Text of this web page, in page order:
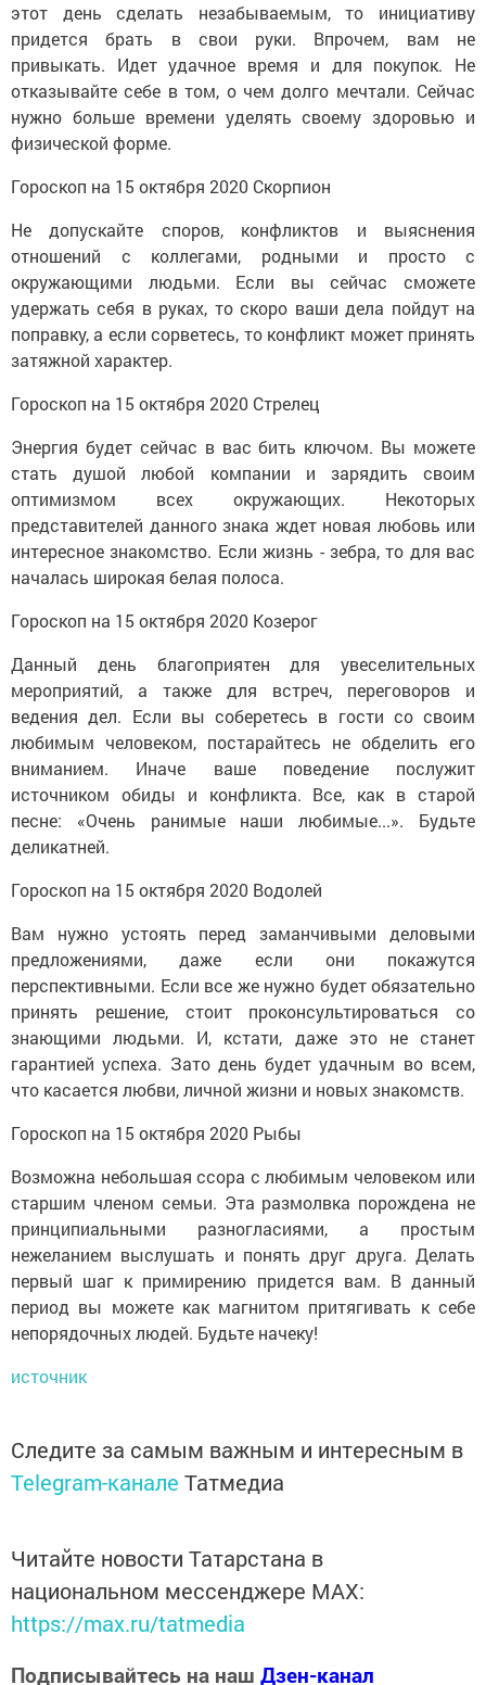
этот день сделать незабываемым, то инициативу
придется брать в свои руки. Впрочем, вам не
привыкать. Идет удачное время и для покупок. Не
отказывайте себе в том, о чем долго мечтали. Сейчас
нужно больше времени уделять своему здоровью и
физической форме.
Гороскоп на 15 октября 2020 Скорпион
Не допускайте споров, конфликтов и выяснения
отношений с коллегами, родными и просто с
окружающими людьми. Если вы сейчас сможете
удержать себя в руках, то скоро ваши дела пойдут на
поправку, а если сорветесь, то конфликт может принять
затяжной характер.
Гороскоп на 15 октября 2020 Стрелец
Энергия будет сейчас в вас бить ключом. Вы можете
стать душой любой компании и зарядить своим
оптимизмом всех окружающих. Некоторых
представителей данного знака ждет новая любовь или
интересное знакомство. Если жизнь - зебра, то для вас
началась широкая белая полоса.
Гороскоп на 15 октября 2020 Козерог
Данный день благоприятен для увеселительных
мероприятий, а также для встреч, переговоров и
ведения дел. Если вы соберетесь в гости со своим
любимым человеком, постарайтесь не обделить его
вниманием. Иначе ваше поведение послужит
источником обиды и конфликта. Все, как в старой
песне: «Очень ранимые наши любимые...». Будьте
деликатней.
Гороскоп на 15 октября 2020 Водолей
Вам нужно устоять перед заманчивыми деловыми
предложениями, даже если они покажутся
перспективными. Если все же нужно будет обязательно
принять решение, стоит проконсультироваться со
знающими людьми. И, кстати, даже это не станет
гарантией успеха. Зато день будет удачным во всем,
что касается любви, личной жизни и новых знакомств.
Гороскоп на 15 октября 2020 Рыбы
Возможна небольшая ссора с любимым человеком или
старшим членом семьи. Эта размолвка порождена не
принципиальными разногласиями, а простым
нежеланием выслушать и понять друг друга. Делать
первый шаг к примирению придется вам. В данный
период вы можете как магнитом притягивать к себе
непорядочных людей. Будьте начеку!
источник
Следите за самым важным и интересным в
Telegram-канале Татмедиа
Читайте новости Татарстана в
национальном мессенджере MАХ:
https://max.ru/tatmedia
Подписывайтесь на наш Дзен-канал